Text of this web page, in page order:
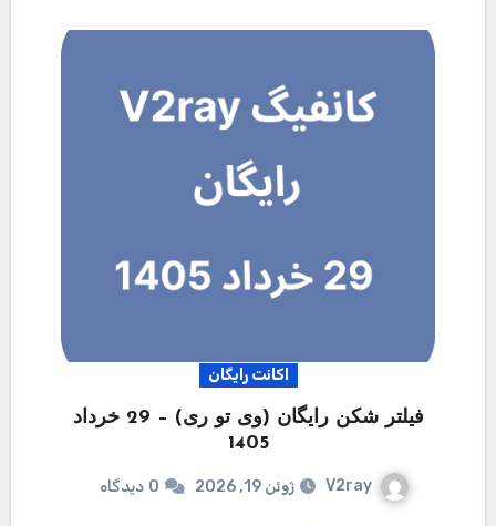
اکانت رایگان
فیلتر شکن رایگان (وی تو ری) – 29 خرداد
1405
V2ray ژوئن 19, 2026 0 دیدگاه